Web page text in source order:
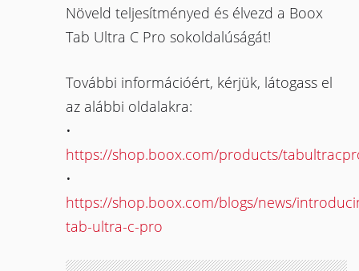
Növeld teljesítményed és élvezd a Boox
Tab Ultra C Pro sokoldalúságát!
További információért, kérjük, látogass el
az alábbi oldalakra:
•
https://shop.boox.com/products/
•
https://shop.boox.com/blogs/news/
tab-ultra-c-pro